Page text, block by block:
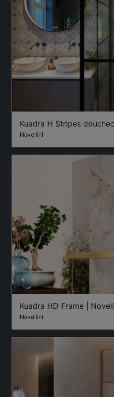
Kuadra H Stripes
Novellini
Kuadra HD Frame |
Novellini